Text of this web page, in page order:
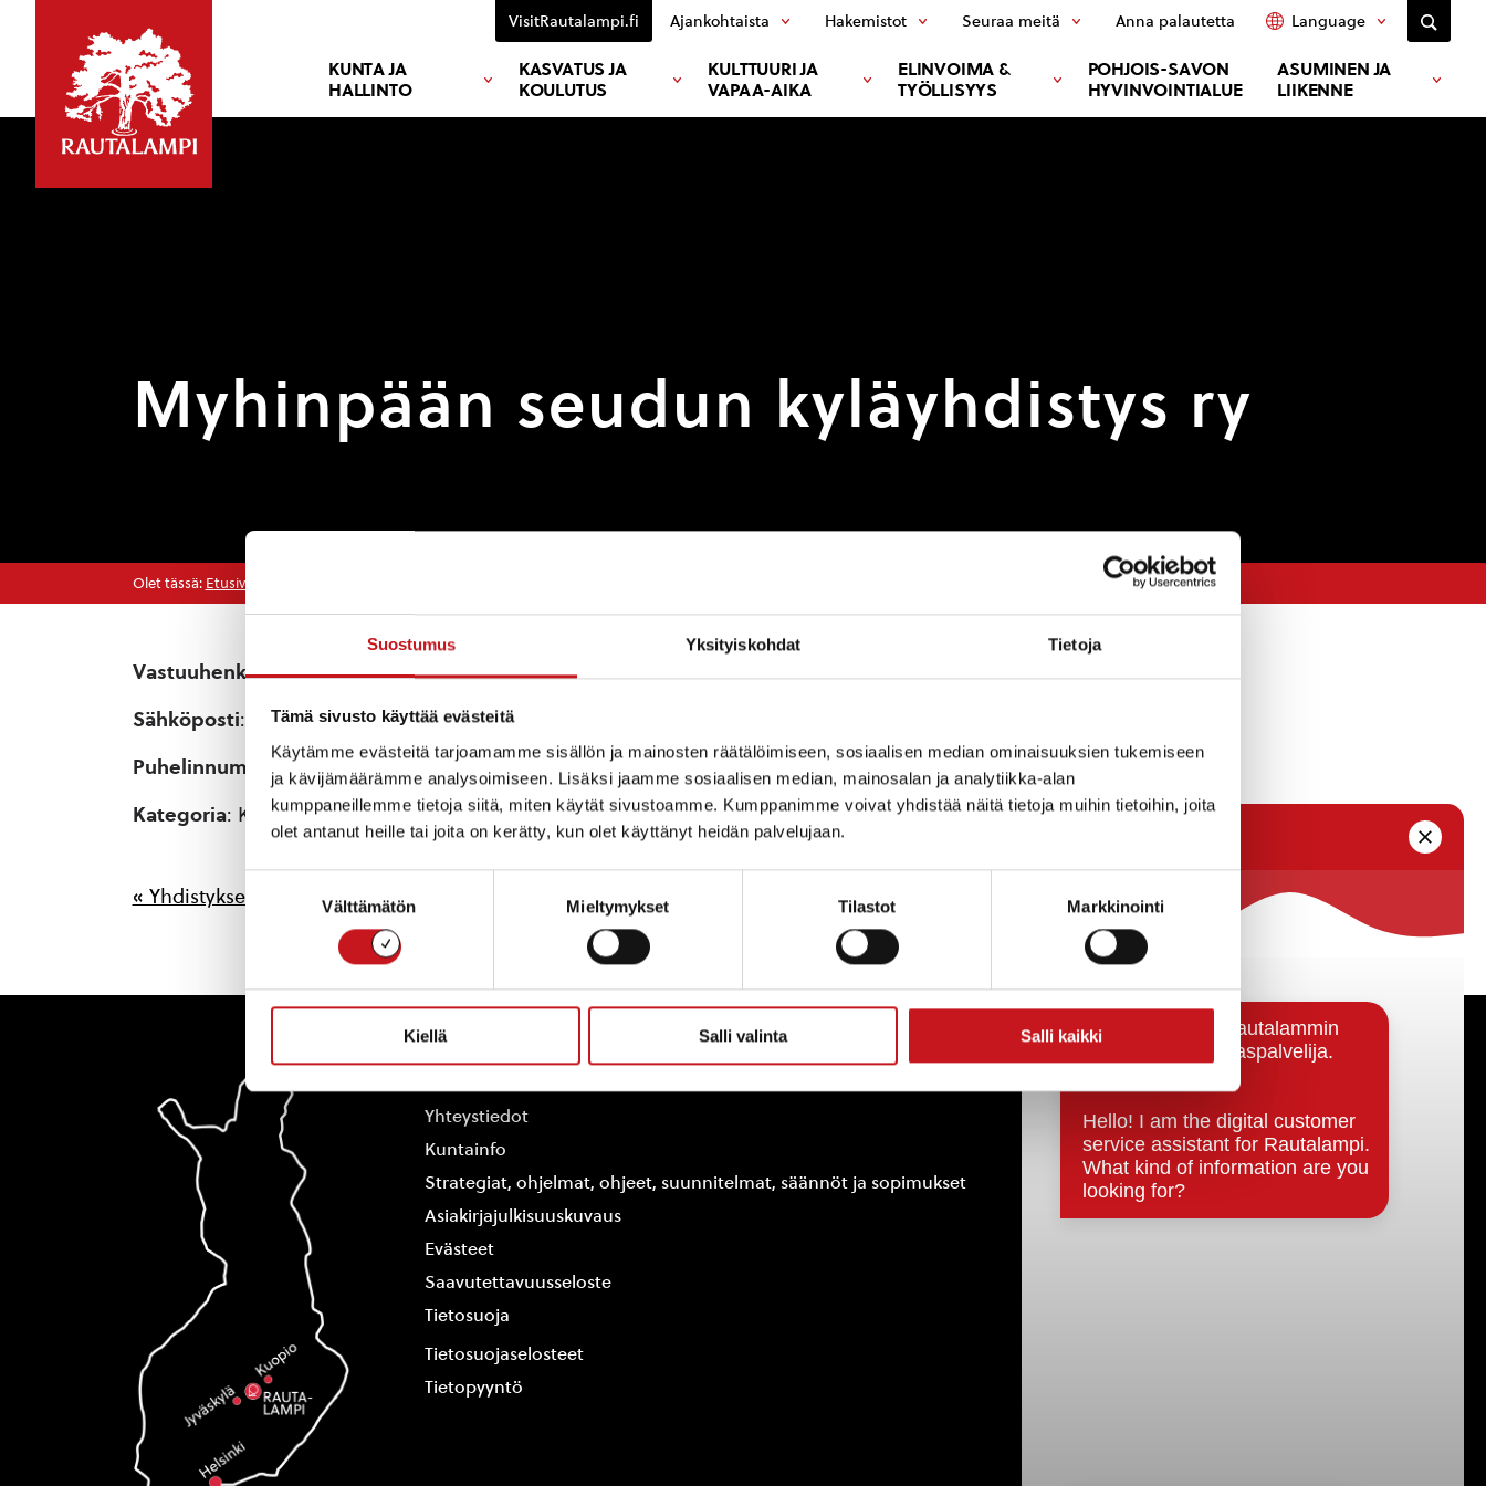
Suostumus Yksityiskohdat Tietoja
Tämä sivusto käyttää evästeitä
Käytämme evästeitä tarjoamamme sisällön ja mainosten räätälöimiseen, sosiaalisen median ominaisuuksien tukemiseen
ja kävijämäärämme analysoimiseen. Lisäksi jaamme sosiaalisen median, mainosalan ja analytiikka-alan
kumppaneillemme tietoja siitä, miten käytät sivustoamme. Kumppanimme voivat yhdistää näitä tietoja muihin tietoihin, joita
olet antanut heille tai joita on kerätty, kun olet käyttänyt heidän palvelujaan.
valinta
Välttämätön Mieltymykset Tilastot Markkinointi
Kiellä Salli valinta Salli kaikki
KUNTA JA
HALLINTO
KASVATUS JA
KOULUTUS
KULTTUURI JA
VAPAA-AIKA
ELINVOIMA &
TYÖLLISYYS
POHJOIS-SAVON
HYVINVOINTIALUE
ASUMINEN JA
LIIKENNE
VisitRautalampi.fi Ajankohtaista Hakemistot Seuraa meitä Anna palautetta Language
Myhinpään seudun kyläyhdistys ry
Olet tässä: Etusivu
Vastuuhenkilö: Pj. Taina Torro
Sähköposti: pj2025myhinpaa@gmail.com
Puhelinnumero : 0407479289
Kategoria: Kyläyhdistykset
« Yhdistykset
Yhteystiedot
Kuntainfo
Strategiat, ohjelmat, ohjeet, suunnitelmat, säännöt ja sopimukset
Asiakirjajulkisuuskuvaus
Evästeet
Saavutettavuusseloste
Tietosuoja
Tietosuojaselosteet
Tietopyyntö
Päätökset, esityslistat & pöytäkirjat
Hallinto
Kunnanhallitus
Kunnanvaltuusto